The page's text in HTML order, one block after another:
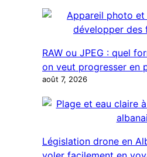
RAW ou JPEG : quel
on veut progresser en
août 7, 2026
Législation drone en